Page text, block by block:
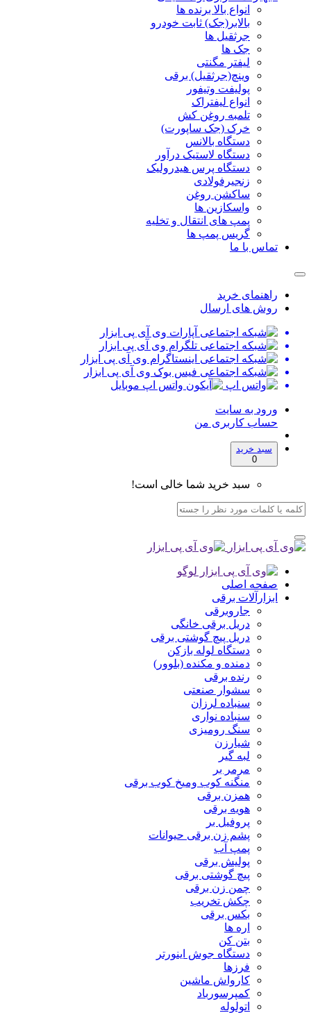
انواع بالا برنده ها
بالابر(جک) ثابت خودرو
جرثقیل ها
جک ها
لیفتر مگنتی
وینچ(جرثقیل) برقی
پولیفت وتیفور
انواع لیفتراک
تلمبه روغن کش
خرک (جک ساپورت)
دستگاه بالانس
دستگاه لاستیک درآور
دستگاه پرس هیدرولیک
زنجیرفولادی
ساکشن روغن
واسکازین ها
پمپ های انتقال و تخلیه
گریس پمپ ها
تماس با ما
راهنمای خرید
روش های ارسال
ورود به سایت
حساب کاربری من
سبد خرید
0
سبد خرید شما خالی است!
صفحه اصلی
ابزارآلات برقی
جاروبرقی
دریل برقی خانگی
دریل پیچ گوشتی برقی
دستگاه لوله بازکن
دمنده و مکنده (بلوور)
رنده برقی
سشوار صنعتی
سنباده لرزان
سنباده نواری
سنگ رومیزی
شیارزن
لبه گیر
مرمر بر
منگنه کوب ومیخ کوب برقی
همزن برقی
هویه برقی
پروفیل بر
پشم زن برقی حیوانات
پمپ آب
پولیش برقی
پیچ گوشتی برقی
چمن زن برقی
چکش تخریب
بکس برقی
اره ها
بتن کن
دستگاه جوش اینورتر
فرزها
کارواش ماشین
کمپرسورباد
اتولوله